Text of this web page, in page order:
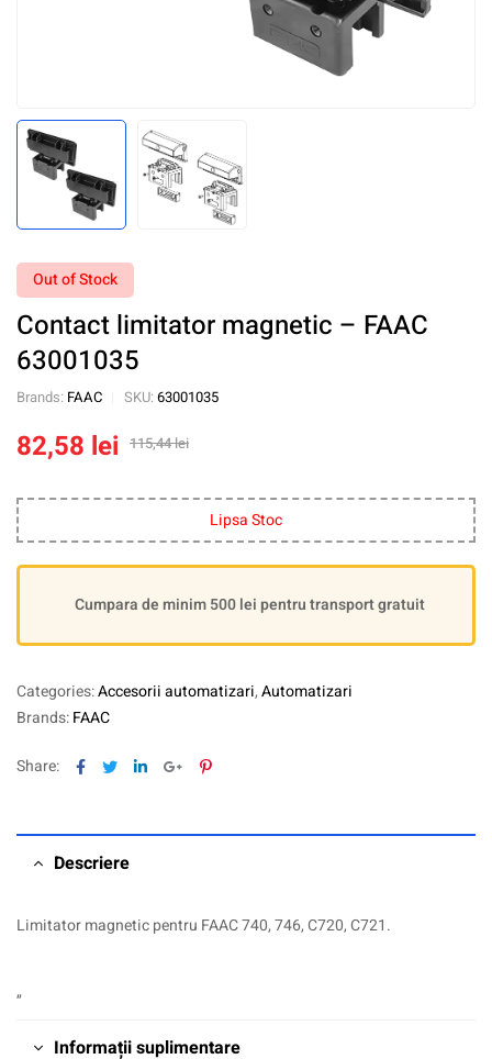
Out of Stock
Contact limitator magnetic – FAAC
63001035
Brands: FAAC SKU: 63001035
115,44lei
82,58 lei
Lipsa Stoc
Cumpara de minim 500 lei pentru transport gratuit
Categories:Accesorii automatizari,Automatizari
Brands:FAAC
Share: Facebook
TwitterLinkedinGoogle+Pinterest
Descriere
Limitator magnetic pentru FAAC 740, 746, C720, C721.
„
Informații suplimentare